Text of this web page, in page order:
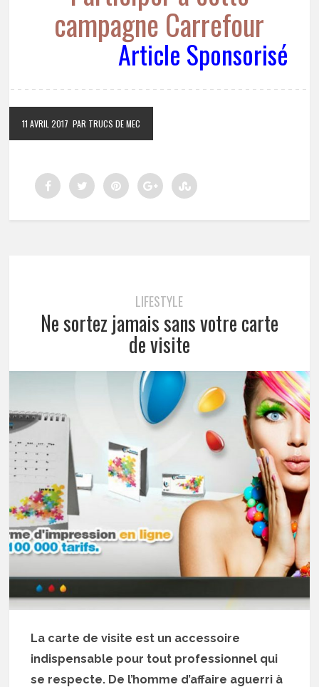
campagne Carrefour
Article Sponsorisé
11 AVRIL 2017 PAR TRUCS DE MEC
LIFESTYLE
Ne sortez jamais sans votre carte
de visite
La carte de visite est un accessoire
indispensable pour tout professionnel qui
se respecte. De l’homme d’affaire aguerri à